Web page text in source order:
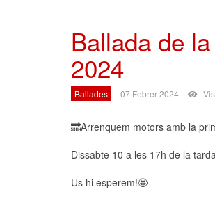
Ballada de
2024
Ballades 07 Febrer 2024
🔜Arrenquem motors amb la
Dissabte 10 a les 17h de la
Us hi esperem!🤩